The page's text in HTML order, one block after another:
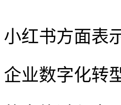
小红书方面表
企业数字化转